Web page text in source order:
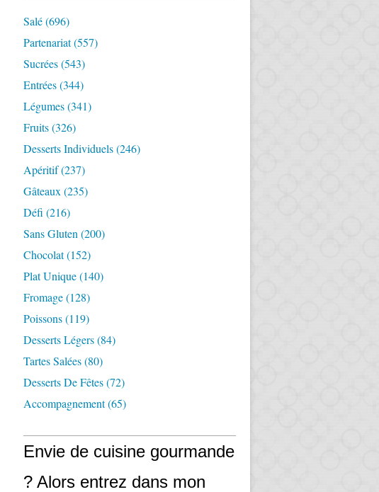
Salé(696)
Partenariat(557)
Sucrées(543)
Entrées(344)
Légumes(341)
Fruits(326)
Desserts Individuels(246)
Apéritif(237)
Gâteaux (235)
Défi (216)
Sans Gluten (200)
Chocolat(152)
Plat Unique(140)
Fromage(128)
Poissons(119)
Desserts Légers(84)
Tartes Salées(80)
Desserts De Fêtes(72)
Accompagnement(65)
Envie de cuisine gourmande
? Alors entrez dans mon